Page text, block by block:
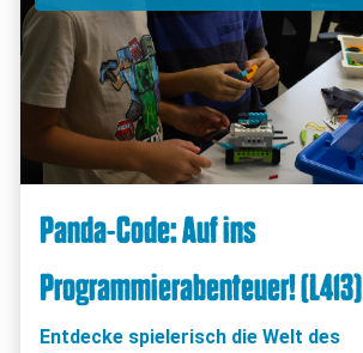
Panda-Code: Auf ins
Programmierabenteuer! (L413)
Entdecke spielerisch die Welt des